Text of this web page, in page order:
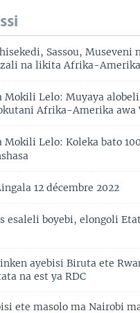
Sassou, Museveni
na likita Afrika-Amerika
Mokili Lelo: Muyaya
Afrika-Amerika awa
Mokili Lelo: Koleka bato
12 décembre 2022
esaleli boyebi, elongoli
ayebisi Biruta ete
na est ya RDC
ete masolo ma Nairobi